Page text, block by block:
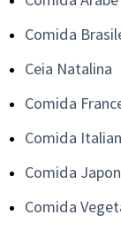
Comida
Ceia Natalina
Comida
Comida
Comida
Comida